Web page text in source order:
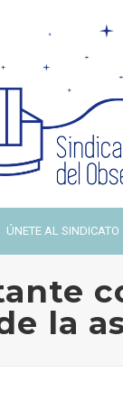
ÚNETE AL SINDICATO
la